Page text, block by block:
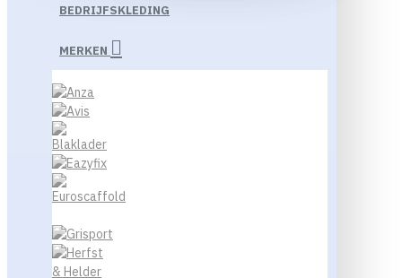
BEDRIJFSKLEDING
MERKEN